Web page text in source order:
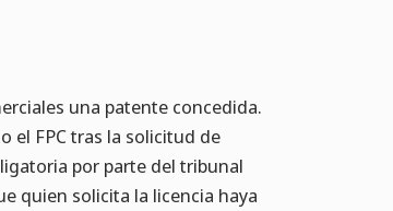
una patente concedida.
el FPC tras la solicitud de
por parte del tribunal
quien solicita la licencia haya